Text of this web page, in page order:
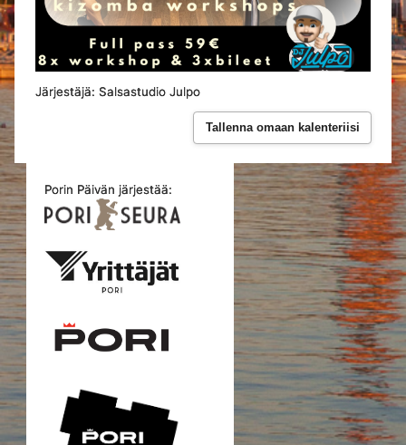
Järjestäjä: Salsastudio Julpo
Tallenna omaan kalenteriisi
Porin Päivän järjestää: